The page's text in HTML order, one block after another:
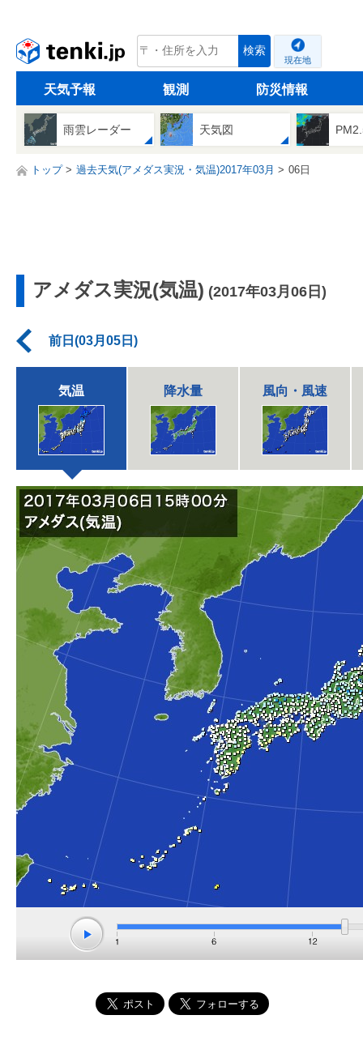
tenki.jp 検索
現在地
天気予報 観測 防災情報
雨雲レーダー 天気図
トップ 過去天気(アメダス実況・気温)2017年03月 06日
アメダス実況(気温) (2017年03月06日)
前日(03月05日)
気温 降水量 風向・風速